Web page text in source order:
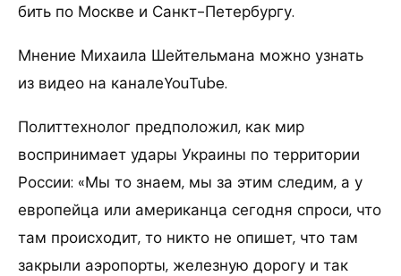
бить по Москве и Санкт-Петербургу.
Мнение Михаила Шейтельмана можно узнать
из видео на каналеYouTube.
Политтехнолог предположил, как мир
воспринимает удары Украины по территории
России: «Мы то знаем, мы за этим следим, а у
европейца или американца сегодня спроси, что
там происходит, то никто не опишет, что там
закрыли аэропорты, железную дорогу и так